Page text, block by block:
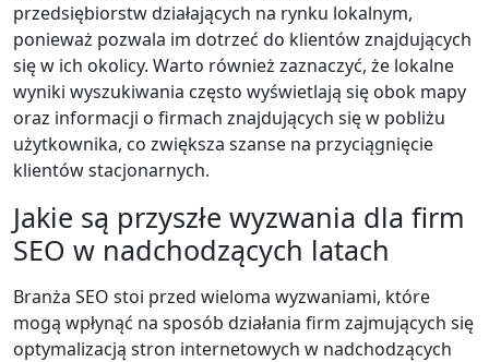
przedsiębiorstw działających na rynku lokalnym,
ponieważ pozwala im dotrzeć do klientów znajdujących
się w ich okolicy. Warto również zaznaczyć, że lokalne
wyniki wyszukiwania często wyświetlają się obok mapy
oraz informacji o firmach znajdujących się w pobliżu
użytkownika, co zwiększa szanse na przyciągnięcie
klientów stacjonarnych.
Jakie są przyszłe wyzwania dla firm
SEO w nadchodzących latach
Branża SEO stoi przed wieloma wyzwaniami, które
mogą wpłynąć na sposób działania firm zajmujących się
optymalizacją stron internetowych w nadchodzących